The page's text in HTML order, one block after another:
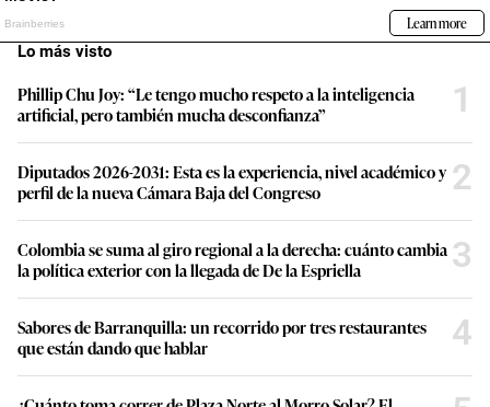
Lo más visto
Phillip Chu Joy: “Le tengo mucho respeto a la inteligencia
artificial, pero también mucha desconfianza”
1
Diputados 2026-2031: Esta es la experiencia, nivel académico y
perfil de la nueva Cámara Baja del Congreso
2
Colombia se suma al giro regional a la derecha: cuánto cambia
la política exterior con la llegada de De la Espriella
3
Sabores de Barranquilla: un recorrido por tres restaurantes
que están dando que hablar
4